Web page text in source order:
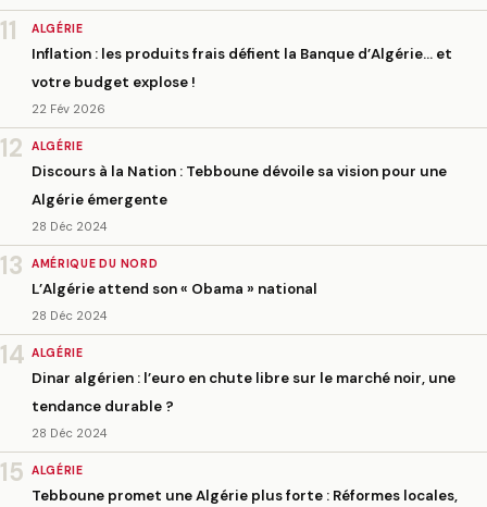
11 ALGÉRIE
Inflation : les produits frais défient la Banque d’Algérie… et
votre budget explose !
22 Fév 2026
12 ALGÉRIE
Discours à la Nation : Tebboune dévoile sa vision pour une
Algérie émergente
28 Déc 2024
13 AMÉRIQUE DU NORD
L’Algérie attend son « Obama » national
28 Déc 2024
14 ALGÉRIE
Dinar algérien : l’euro en chute libre sur le marché noir, une
tendance durable ?
28 Déc 2024
15 ALGÉRIE
Tebboune promet une Algérie plus forte : Réformes locales,